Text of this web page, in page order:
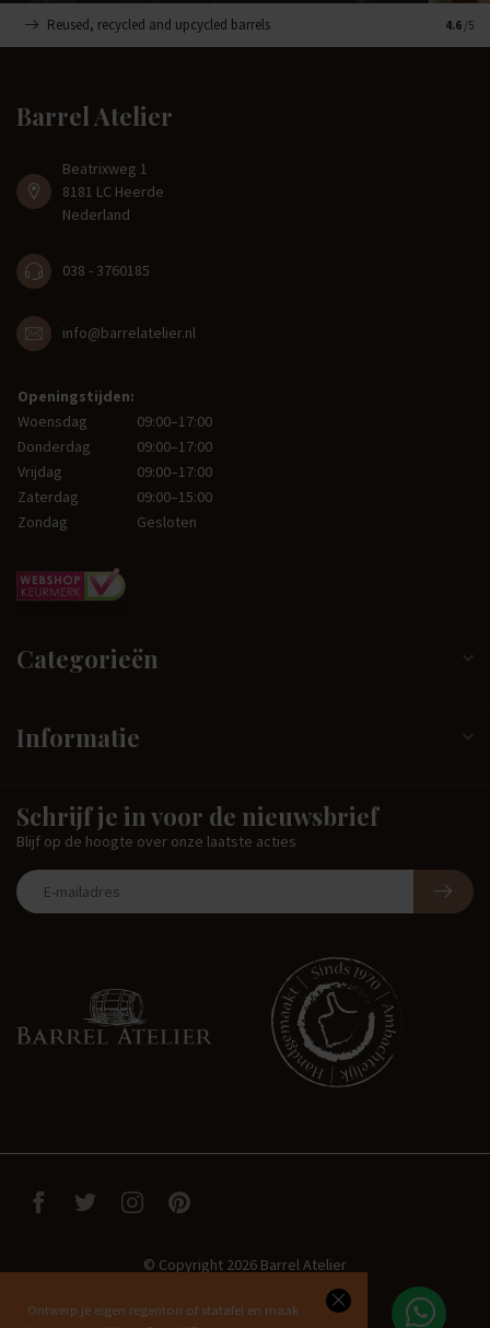
Ontwerp je eigen regenton of statafel en maak
Reused, recycled and upcycled barrels 4.6 /5
Barrel Atelier
Beatrixweg 1
8181 LC Heerde
Nederland
038 - 3760185
info@barrelatelier.nl
Openingstijden:
Woensdag
09:00–17:00
Donderdag
09:00–17:00
Vrijdag
09:00–17:00
Zaterdag
09:00–15:00
Zondag
Gesloten
Categorieën
Informatie
Schrijf je in voor de nieuwsbrief
Blijf op de hoogte over onze laatste acties
© Copyright 2026 Barrel Atelier